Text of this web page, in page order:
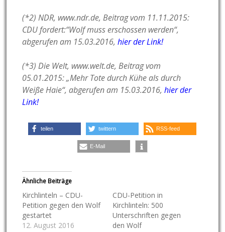
(*2) NDR, www.ndr.de, Beitrag vom 11.11.2015:
CDU fordert:“Wolf muss erschossen werden“,
abgerufen am 15.03.2016,hier der Link!
(*3) Die Welt, www.welt.de, Beitrag vom
05.01.2015: „Mehr Tote durch Kühe als durch
Weiße Haie“, abgerufen am 15.03.2016,hier der
Link!
teilen twittern RSS-feed
E-Mail
Ähnliche Beiträge
Kirchlinteln – CDU-
Petition gegen den Wolf
gestartet
12. August 2016
CDU-Petition in
Kirchlinteln: 500
Unterschriften gegen
den Wolf